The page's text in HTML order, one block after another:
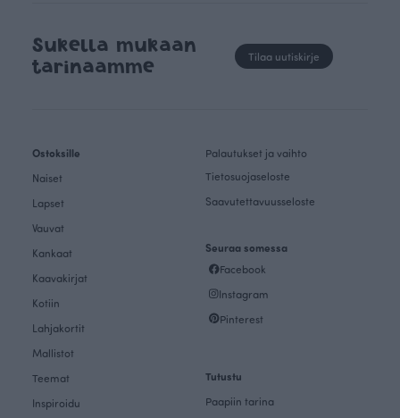
Sukella mukaan
tarinaamme
Tilaa uutiskirje
Ostoksille
Naiset
Lapset
Vauvat
Kankaat
Kaavakirjat
Kotiin
Lahjakortit
Mallistot
Teemat
Inspiroidu
Palautukset ja vaihto
Tietosuojaseloste
Saavutettavuusseloste
Seuraa somessa
Facebook
Instagram
Pinterest
Tutustu
Paapiin tarina